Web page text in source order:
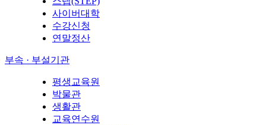
사이버대학
수강신청
연말정산
부속 · 부설기관
평생교육원
박물관
생활관
교육연수원